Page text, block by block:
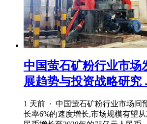
中国萤石矿粉行业市场
展趋势与投资战略研究
1 天前 · 中国萤石矿粉行业市场间
长率6%的速度增长,市场规模有望从